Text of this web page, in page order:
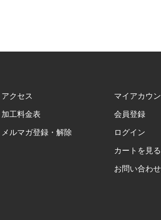
アクセス
加工料金表
メルマガ登録・解除
マイアカウ
会員登録
ログイン
カートを見る
お問い合わせ